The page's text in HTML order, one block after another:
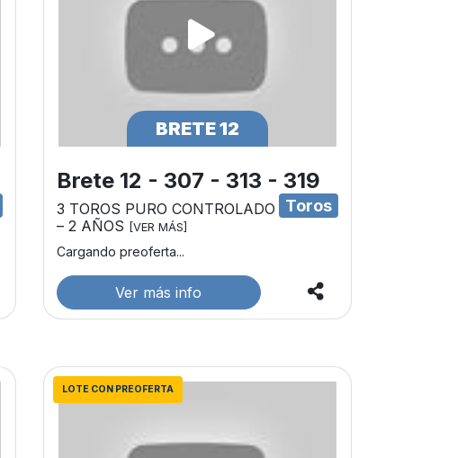
BRETE 12
Brete 12 - 307 - 313 - 319
Toros
3 TOROS PURO CONTROLADO
– 2 AÑOS
[VER MÁS]
Cargando preoferta...
Ver más info
LOTE CON PREOFERTA